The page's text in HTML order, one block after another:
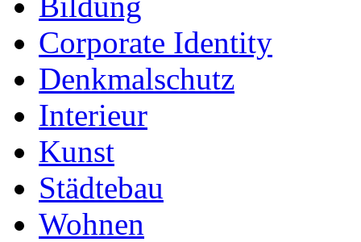
Corporate Identity
Denkmalschutz
Interieur
Kunst
Städtebau
Wohnen